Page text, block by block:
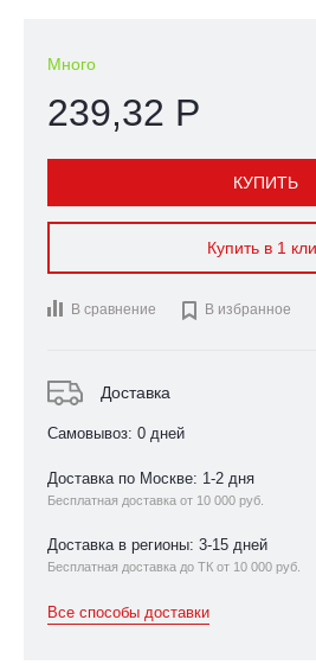
Много
239,32 Р
КУПИТЬ
Купить в 1
В сравнение  В избранное
Доставка
Самовывоз: 0 дней
Доставка по Москве: 1-2 дня
Бесплатная доставка от 10 000 руб.
Доставка в регионы: 3-15 дней
Бесплатная доставка до ТК от 10 000 руб.
Все способы доставки